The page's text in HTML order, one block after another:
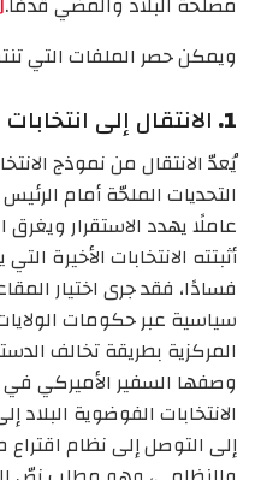
ويمكن حصر الملفات التي
1. الانتقال إلى
يُعدّ الانتقال من نموذج
التحديات الملحّة أمام الرئيس
عاملًا يهدد الاستقرار
أثبتته الانتخابات الأخيرة
فسادًا، فقد جرى اختيار
سياسية عبر حكومات
المركزية بطريقة تخالف
وصفها السفير الأميركي
الانتخابات الفوضوية البلاد
إلى التوصل إلى نظام